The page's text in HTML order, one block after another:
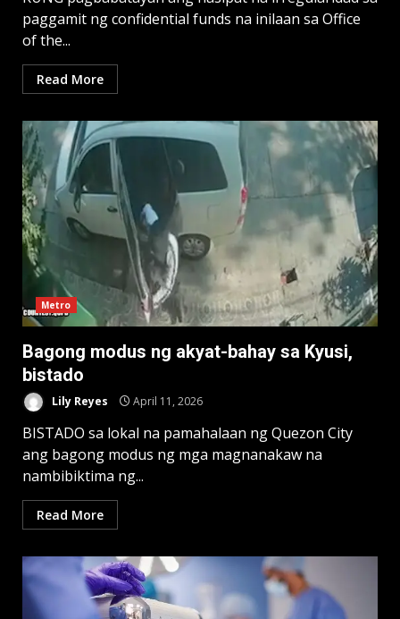
paggamit ng confidential funds na inilaan sa Office
of the...
Read More
Metro
Bagong modus ng akyat-bahay sa Kyusi,
bistado
Lily Reyes April 11, 2026
BISTADO sa lokal na pamahalaan ng Quezon City
ang bagong modus ng mga magnanakaw na
nambibiktima ng...
Read More